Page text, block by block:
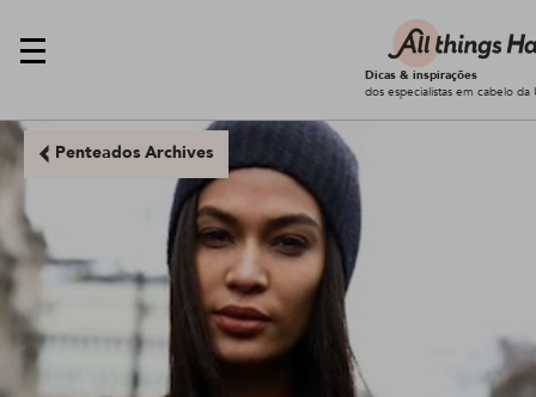
Dicas & inspirações
dos especialistas em cabelo da
Penteados Archives